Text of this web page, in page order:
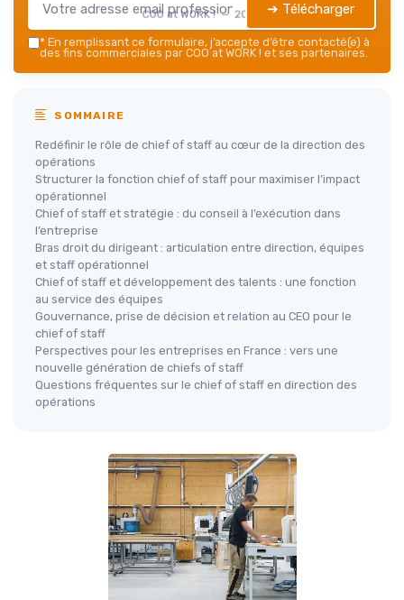
COO at WORK ! — 2026 ➔ Télécharger
* En remplissant ce formulaire, j’accepte d’être contacté(e) à
des fins commerciales par COO at WORK ! et ses partenaires.
SOMMAIRE
Redéfinir le rôle de chief of staff au cœur de la direction des
opérations
Structurer la fonction chief of staff pour maximiser l’impact
opérationnel
Chief of staff et stratégie : du conseil à l’exécution dans
l’entreprise
Bras droit du dirigeant : articulation entre direction, équipes
et staff opérationnel
Chief of staff et développement des talents : une fonction
au service des équipes
Gouvernance, prise de décision et relation au CEO pour le
chief of staff
Perspectives pour les entreprises en France : vers une
nouvelle génération de chiefs of staff
Questions fréquentes sur le chief of staff en direction des
opérations